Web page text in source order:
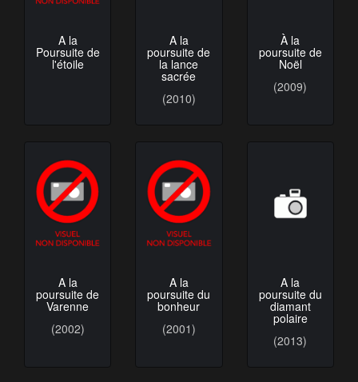
A la
Poursuite de
l'étoile
A la
poursuite de
la lance
sacrée
(2010)
À la
poursuite de
Noël
(2009)
A la
poursuite de
Varenne
(2002)
A la
poursuite du
bonheur
(2001)
A la
poursuite du
diamant
polaire
(2013)